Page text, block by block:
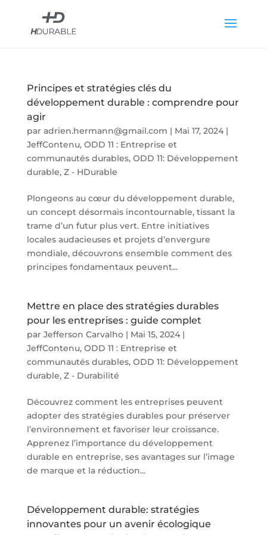
Principes et stratégies clés du
développement durable : comprendre pour
agir
par adrien.hermann@gmail.com | Mai 17, 2024|
JeffContenu, ODD 11 : Entreprise et
communautés durables, ODD 11: Développement
durable, Z - HDurable
Plongeons au cœur du développement durable,
un concept désormais incontournable, tissant la
trame d’un futur plus vert. Entre initiatives
locales audacieuses et projets d’envergure
mondiale, découvrons ensemble comment des
principes fondamentaux peuvent...
Mettre en place des stratégies durables
pour les entreprises : guide complet
par Jefferson Carvalho| Mai 15, 2024|
JeffContenu, ODD 11 : Entreprise et
communautés durables, ODD 11: Développement
durable, Z - Durabilité
Découvrez comment les entreprises peuvent
adopter des stratégies durables pour préserver
l’environnement et favoriser leur croissance.
Apprenez l’importance du développement
durable en entreprise, ses avantages sur l’image
de marque et la réduction...
Développement durable: stratégies
innovantes pour un avenir écologique